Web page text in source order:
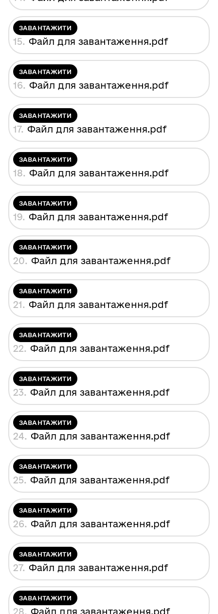
ЗАВАНТАЖИТИ
15. Файл для завантаження.pdf
ЗАВАНТАЖИТИ
16. Файл для завантаження.pdf
ЗАВАНТАЖИТИ
17. Файл для завантаження.pdf
ЗАВАНТАЖИТИ
18. Файл для завантаження.pdf
ЗАВАНТАЖИТИ
19. Файл для завантаження.pdf
ЗАВАНТАЖИТИ
20. Файл для завантаження.pdf
ЗАВАНТАЖИТИ
21. Файл для завантаження.pdf
ЗАВАНТАЖИТИ
22. Файл для завантаження.pdf
ЗАВАНТАЖИТИ
23. Файл для завантаження.pdf
ЗАВАНТАЖИТИ
24. Файл для завантаження.pdf
ЗАВАНТАЖИТИ
25. Файл для завантаження.pdf
ЗАВАНТАЖИТИ
26. Файл для завантаження.pdf
ЗАВАНТАЖИТИ
27. Файл для завантаження.pdf
ЗАВАНТАЖИТИ
28. Файл для завантаження.pdf